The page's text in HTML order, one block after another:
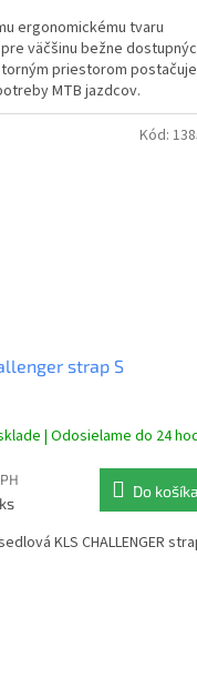
ergonomickému tvaru
väčšinu bežne
priestorom postačuje
MTB jazdcov.
strap S
| Odosielame do 24
Do košíka
KLS CHALLENGER
Kód: